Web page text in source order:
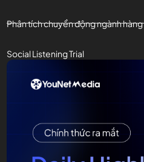
Phân tích chuyển động ngành hàng
Social Listening Trial